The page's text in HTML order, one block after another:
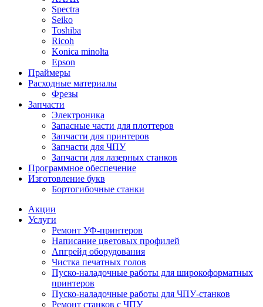
Spectra
Seiko
Toshiba
Ricoh
Konica minolta
Epson
Праймеры
Расходные материалы
Фрезы
Запчасти
Электроника
Запасные части для плоттеров
Запчасти для принтеров
Запчасти для ЧПУ
Запчасти для лазерных станков
Программное обеспечение
Изготовление букв
Бортогибочные станки
Акции
Услуги
Ремонт УФ-принтеров
Написание цветовых профилей
Апгрейд оборудования
Чистка печатных голов
Пуско-наладочные работы для широкоформатных
принтеров
Пуско-наладочные работы для ЧПУ-станков
Ремонт станков с ЧПУ